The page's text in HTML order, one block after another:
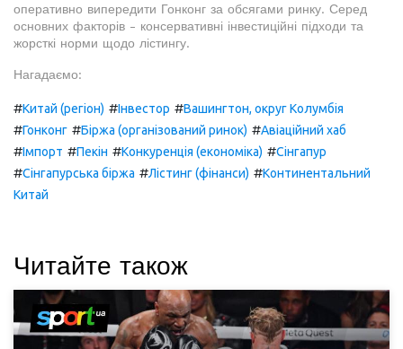
оперативно випередити Гонконг за обсягами ринку. Серед
основних факторів - консервативні інвестиційні підходи та
жорсткі норми щодо лістингу.
Нагадаємо:
#Китай (регіон) #Інвестор #Вашингтон, округ Колумбія
#Гонконг #Біржа (організований ринок) #Авіаційний хаб
#Імпорт #Пекін #Конкуренція (економіка) #Сінгапур
#Сінгапурська біржа #Лістинг (фінанси) #Континентальний
Китай
Читайте також